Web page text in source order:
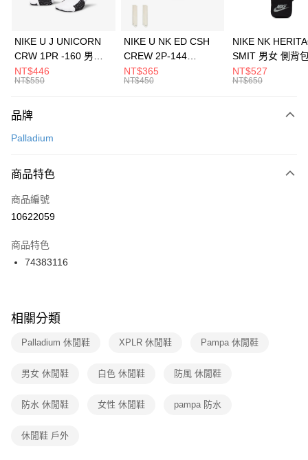
上海商業儲蓄銀行
元大商業銀行
台灣樂天信用卡公司
Apple Pay
全盈+PAY
AFTEE先享後付
【關於「AFTEE先享後付」】
便利好安心！
３．安心：先確認商品／服務後，再付款。
【「AFTEE先享後付」結帳流程】
１．於結帳方式選擇「AFTEE先享後付」後，將跳轉至「AFTEE先享後付」
２．訂單成立數日內，您將收到繳費通知簡訊。
３．收到繳費通知簡訊後14天內，點擊此簡訊中的連結，可透過四大超商／
ATM／網路銀行／等多元方式進行付款，方視為交易完成。
※ 交易是否成功請以「AFTEE先享後付 」之結帳頁面顯示為準，若有關於
是否繳費成功／繳費後需取消欲退款等相關疑問，請聯繫「AFTEE先享後付
客戶支援中心」https://netprotections.freshdesk.com/support/home
１．透過由恩沛科技股份有限公司提供之「AFTEE先享後付」服務完成之交
權轉讓予恩沛科技股份有限公司。
３．未成年的使用者請事先徵得法定代理人或監護人之同意方可使用
運送方式
每筆NT$100，滿NT$1,500(含以上)免運費
宅配
每筆NT$100，滿NT$1,500(含以上)免運費
付款後門市自取
每筆NT$100，滿NT$1,500(含以上)免運費
NIKE U J UNICORN
CRW 1PR -160 男女
中統襪 FZ3393100
NT$446
NT$550
NIKE U NK ED CSH
CREW 2P-144
EMBRDY 男女 短統襪
FZ3073133
NT$365
NT$450
NIKE NK
SMIT 男女 側背
BA5871010
NT$527
NT$650
品牌
Palladium
商品特色
商品編號
10622059
商品特色
74383116
相關分類
Palladium 休閒鞋 XPLR 休閒鞋 Pampa 休閒鞋
男女 休閒鞋 白色 休閒鞋 防風 休閒鞋
防水 休閒鞋 女性 休閒鞋 pampa 防水
休閒鞋 戶外